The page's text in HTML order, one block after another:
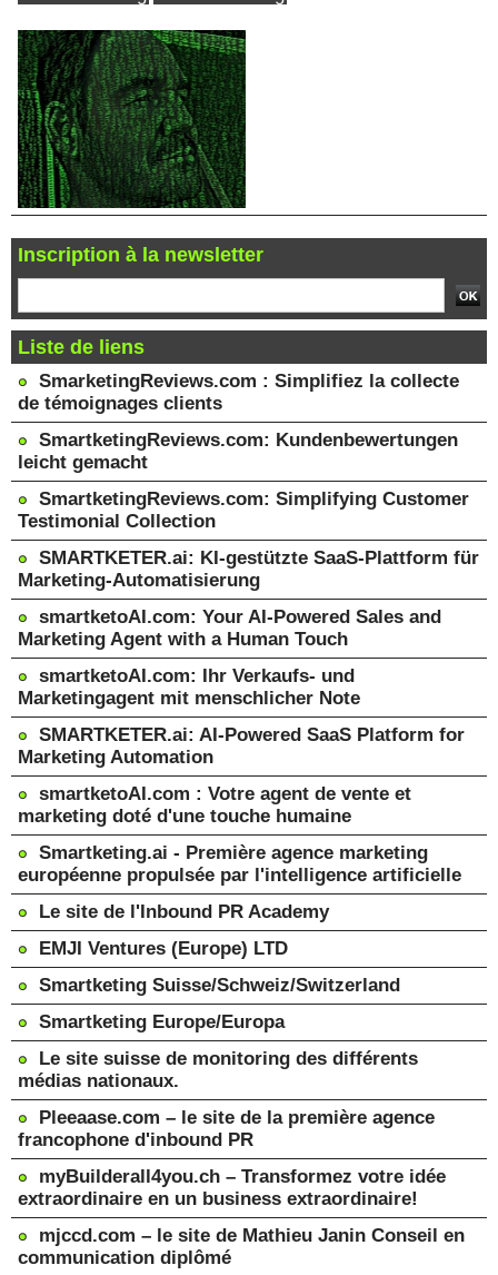
Inscription à la newsletter
Liste de liens
SmarketingReviews.com : Simplifiez la collecte
de témoignages clients
SmartketingReviews.com: Kundenbewertungen
leicht gemacht
SmartketingReviews.com: Simplifying Customer
Testimonial Collection
SMARTKETER.ai: KI-gestützte SaaS-Plattform für
Marketing-Automatisierung
smartketoAI.com: Your AI-Powered Sales and
Marketing Agent with a Human Touch
smartketoAI.com: Ihr Verkaufs- und
Marketingagent mit menschlicher Note
SMARTKETER.ai: AI-Powered SaaS Platform for
Marketing Automation
smartketoAI.com : Votre agent de vente et
marketing doté d'une touche humaine
Smartketing.ai - Première agence marketing
européenne propulsée par l'intelligence artificielle
Le site de l'Inbound PR Academy
EMJI Ventures (Europe) LTD
Smartketing Suisse/Schweiz/Switzerland
Smartketing Europe/Europa
Le site suisse de monitoring des différents
médias nationaux.
Pleeaase.com – le site de la première agence
francophone d'inbound PR
myBuilderall4you.ch – Transformez votre idée
extraordinaire en un business extraordinaire!
mjccd.com – le site de Mathieu Janin Conseil en
communication diplômé